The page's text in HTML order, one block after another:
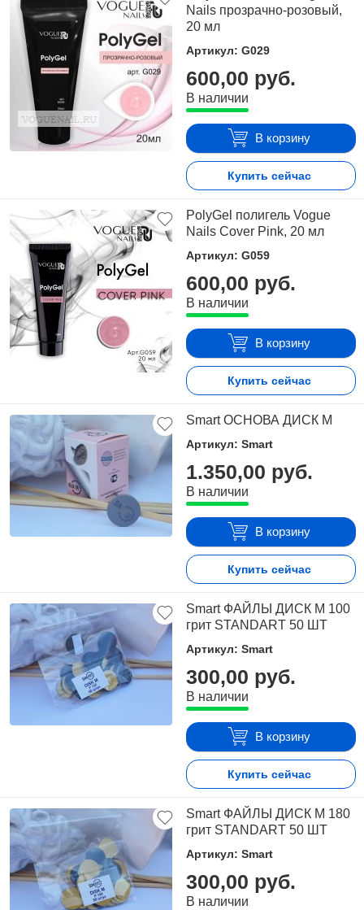
Nails прозрачно-розовый,
20 мл
Артикул: G029
600,00 руб.
В наличии
В корзину
Купить сейчас
PolyGel полигель Vogue
Nails Cover Pink, 20 мл
Артикул: G059
600,00 руб.
В наличии
В корзину
Купить сейчас
Smart ОСНОВА ДИСК M
Артикул: Smart
1.350,00 руб.
В наличии
В корзину
Купить сейчас
Smart ФАЙЛЫ ДИСК М 100
грит STANDART 50 ШТ
Артикул: Smart
300,00 руб.
В наличии
В корзину
Купить сейчас
Smart ФАЙЛЫ ДИСК М 180
грит STANDART 50 ШТ
Артикул: Smart
300,00 руб.
В наличии